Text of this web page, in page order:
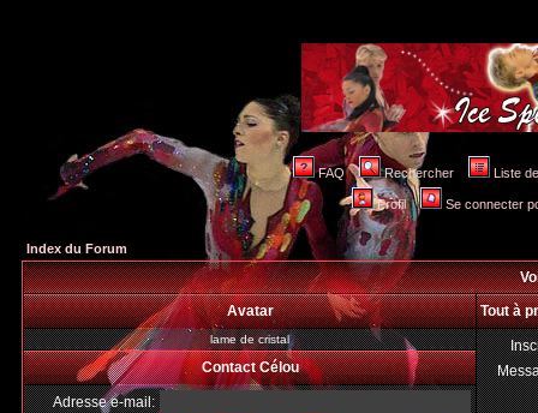
FAQ Rechercher Liste
Profil Se connecter
Index du Forum
Avatar
Tout à
lame de cristal
Contact Célou
Adresse e-mail: